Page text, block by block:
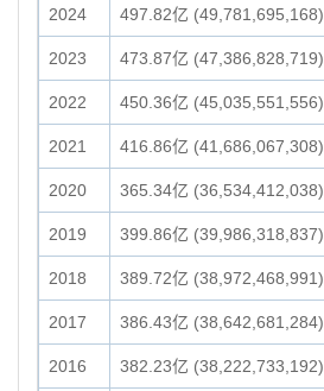
2024 497.82亿 (49,781,695,168)
2023 473.87亿 (47,386,828,719)
2022 450.36亿 (45,035,551,556)
2021 416.86亿 (41,686,067,308)
2020 365.34亿 (36,534,412,038)
2019 399.86亿 (39,986,318,837)
2018 389.72亿 (38,972,468,991)
2017 386.43亿 (38,642,681,284)
2016 382.23亿 (38,222,733,192)